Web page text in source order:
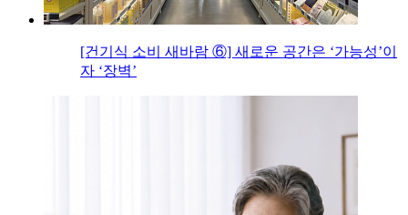
[건기식 소비 새바람 ⑥] 새로운 공간은 ‘가능성’이
자 ‘장벽’